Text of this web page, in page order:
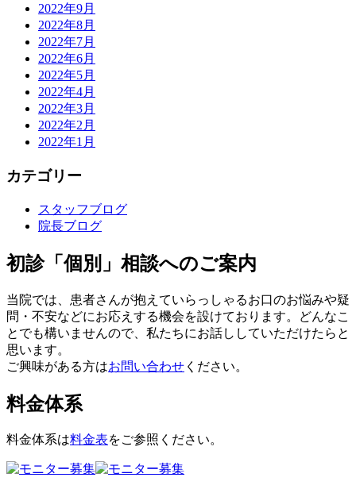
2022年9月
2022年8月
2022年7月
2022年6月
2022年5月
2022年4月
2022年3月
2022年2月
2022年1月
カテゴリー
スタッフブログ
院長ブログ
初診「個別」相談へのご案内
当院では、患者さんが抱えていらっしゃるお口のお悩みや疑
問・不安などにお応えする機会を設けております。どんなこ
とでも構いませんので、私たちにお話ししていただけたらと
思います。
ご興味がある方はお問い合わせ ください。
料金体系
料金体系は料金表をご参照ください。